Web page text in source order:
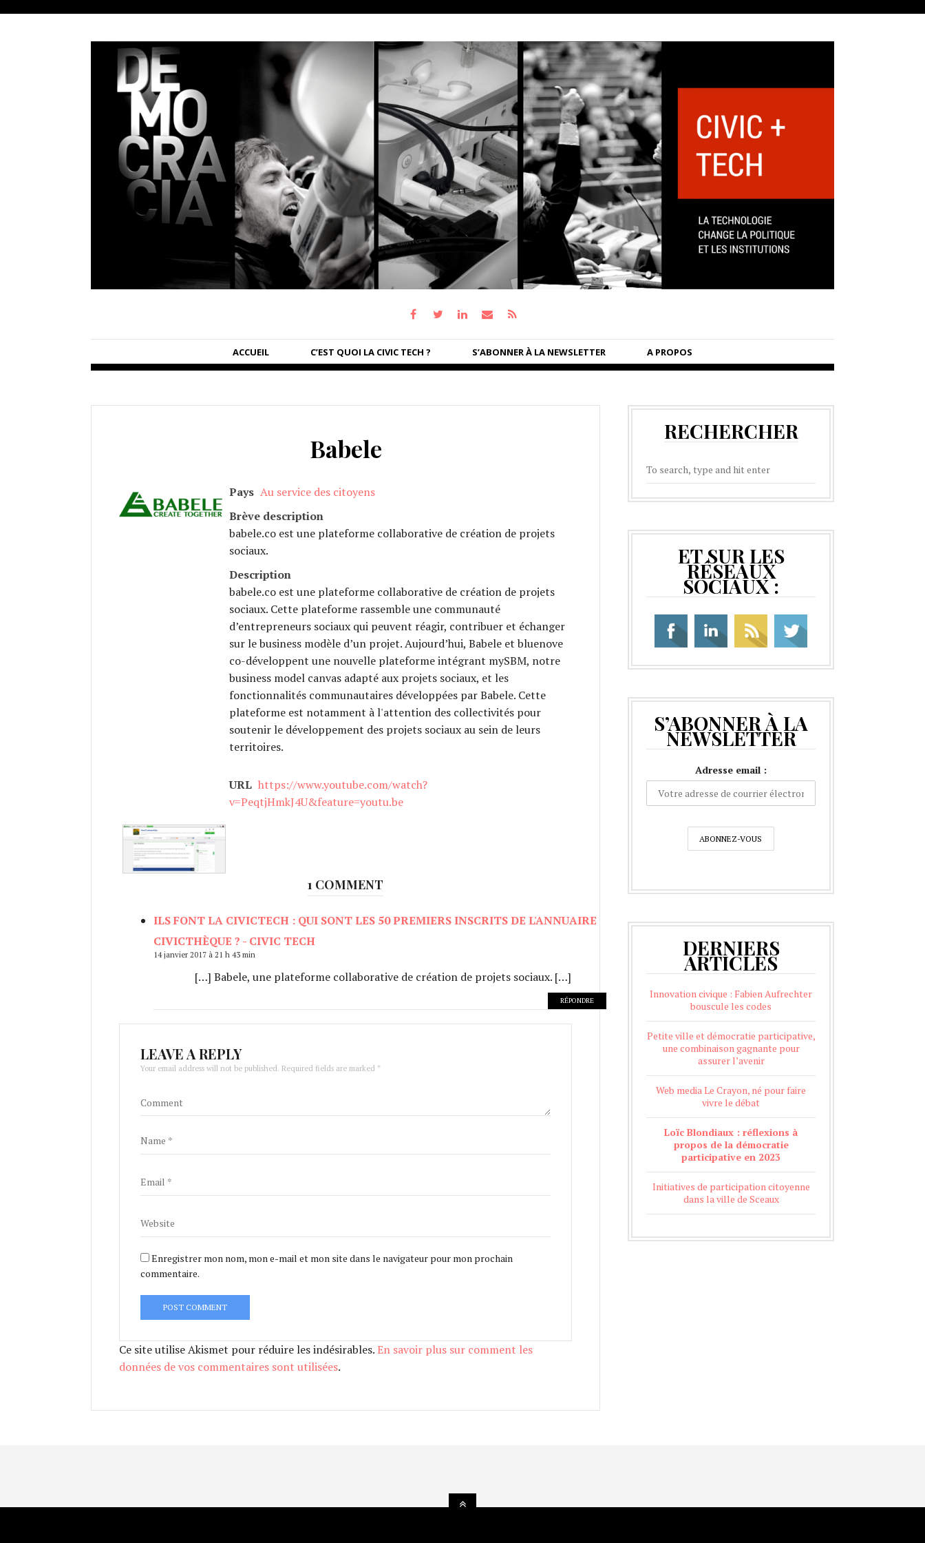
ACCUEIL C’EST QUOI LA CIVIC TECH ? S’ABONNER À LA NEWSLETTER A PROPOS
Babele
Pays Au service des citoyens
Brève description
babele.co est une plateforme collaborative de création de projets
sociaux.
Description
babele.co est une plateforme collaborative de création de projets
sociaux. Cette plateforme rassemble une communauté
d’entrepreneurs sociaux qui peuvent réagir, contribuer et échanger
sur le business modèle d’un projet. Aujourd’hui, Babele et bluenove
co-développent une nouvelle plateforme intégrant mySBM, notre
business model canvas adapté aux projets sociaux, et les
fonctionnalités communautaires développées par Babele. Cette
plateforme est notamment à l'attention des collectivités pour
soutenir le développement des projets sociaux au sein de leurs
territoires.
URL https://www.youtube.com/watch?
v=PeqtjHmkJ4U&feature=youtu.be
1 COMMENT
ILS FONT LA CIVICTECH : QUI SONT LES 50 PREMIERS INSCRITS DE L'ANNUAIRE
CIVICTHÈQUE ? - CIVIC TECH
14 janvier 2017 à 21 h 43 min
[…] Babele, une plateforme collaborative de création de projets sociaux. […]
RÉPONDRE
LEAVE A REPLY
Your email address will not be published. Required fields are marked *
Enregistrer mon nom, mon e-mail et mon site dans le navigateur pour mon prochain
commentaire.
Ce site utilise Akismet pour réduire les indésirables. En savoir plus sur comment les
données de vos commentaires sont utilisées.
RECHERCHER
ET SUR LES
RÉSEAUX
SOCIAUX :
S’ABONNER À LA
NEWSLETTER
Adresse email :
DERNIERS
ARTICLES
Innovation civique : Fabien Aufrechter
bouscule les codes
Petite ville et démocratie participative,
une combinaison gagnante pour
assurer l’avenir
Web media Le Crayon, né pour faire
vivre le débat
Loïc Blondiaux : réflexions à
propos de la démocratie
participative en 2023
Initiatives de participation citoyenne
dans la ville de Sceaux